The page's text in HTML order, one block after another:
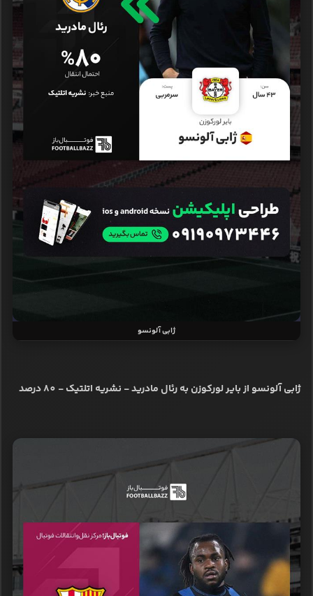
ژابی آلونسو
ژابی آلونسو از بایر لورکوزن به رئال مادرید - نشریه اتلتیک - 80 درصد